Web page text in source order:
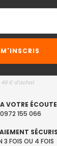
49 € d'achat
A VOTRE ÉCOUTE
0972 155 066
3 FOIS OU 4 FOIS